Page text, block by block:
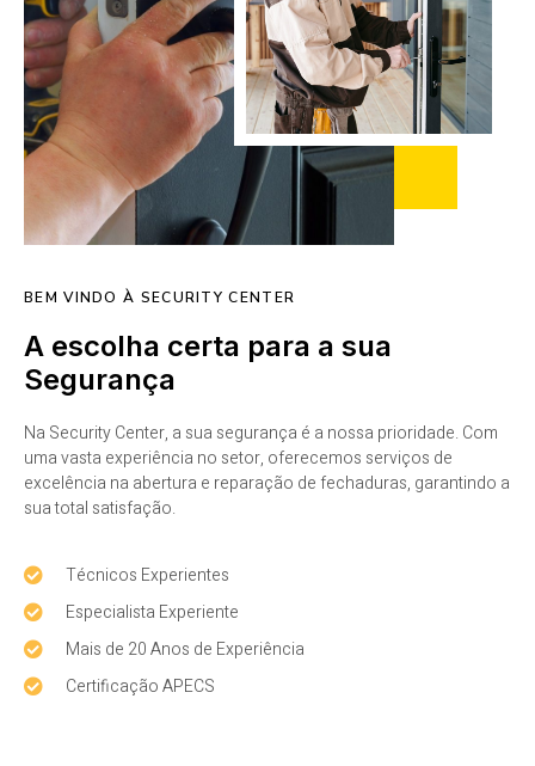
BEM VINDO À SECURITY CENTER
A escolha certa para a sua
Segurança
Na Security Center, a sua segurança é a nossa prioridade. Com
uma vasta experiência no setor, oferecemos serviços de
excelência na abertura e reparação de fechaduras, garantindo a
sua total satisfação.
Técnicos Experientes
Especialista Experiente
Mais de 20 Anos de Experiência
Certificação APECS